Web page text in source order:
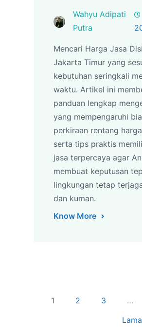
Wahyu Adipati
Putra
Mencari Harga Jasa
Jakarta Timur yang
kebutuhan seringkali
waktu. Artikel ini
panduan lengkap
yang mempengaruhi
perkiraan rentang
serta tips praktis
jasa terpercaya agar
membuat keputusan
lingkungan tetap
dan kuman.
Know More
1 2 3 …